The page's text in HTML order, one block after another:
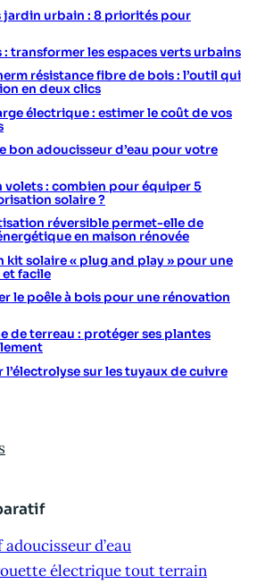
jardin urbain : 8 priorités pour
: transformer les espaces verts urbains
résistance fibre de bois : l’outil qui
en deux clics
électrique : estimer le coût de vos
bon adoucisseur d’eau pour votre
volets : combien pour équiper 5
solaire ?
réversible permet-elle de
en maison rénovée
kit solaire « plug and play » pour une
facile
le poêle à bois pour une rénovation
de terreau : protéger ses plantes
sur les tuyaux de cuivre
d’eau
électrique tout terrain